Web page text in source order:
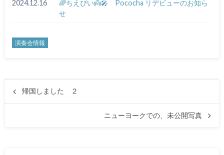
2024.12.16
🌈ちえぴい👼🎤 Pococha リデビューのお知ら
せ
演奏会情報
帰国しました ２
ニューヨークでの、未公開写真